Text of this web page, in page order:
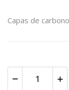
Capas de